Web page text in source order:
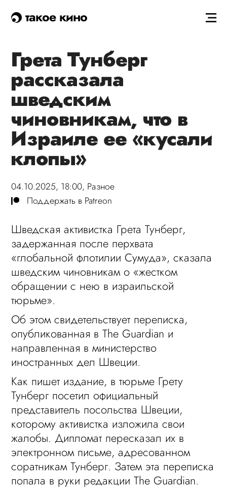
такое кино
Грета Тунберг
рассказала
шведским
чиновникам, что в
Израиле ее «кусали
клопы»
04.10.2025, 18:00, Разное
Поддержать в Patreon
Шведская активистка Грета Тунберг,
задержанная после перхвата
«глобальной флотилии Сумуда», сказала
шведским чиновникам о «жестком
обращении с нею в израильской
тюрьме».
Об этом свидетельствует переписка,
опубликованная в The Guardian и
направленная в министерство
иностранных дел Швеции.
Как пишет издание, в тюрьме Грету
Тунберг посетил официальный
представитель посольства Швеции,
которому активистка изложила свои
жалобы. Дипломат пересказал их в
электронном письме, адресованном
соратникам Тунберг. Затем эта переписка
попала в руки редакции The Guardian.